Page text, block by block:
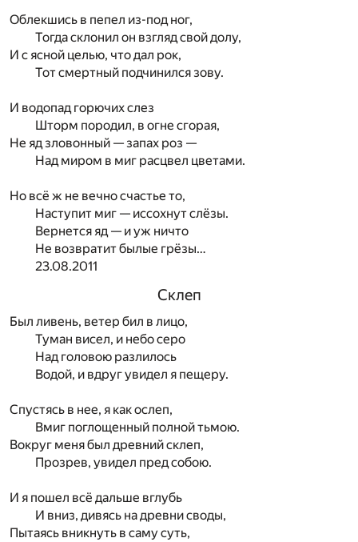
Облекшись в пепел из-под ног,
Тогда склонил он взгляд свой долу,
И с ясной целью, что дал рок,
Тот смертный подчинился зову.
И водопад горючих слез
Шторм породил, в огне сгорая,
Не яд зловонный — запах роз —
Над миром в миг расцвел цветами.
Но всё ж не вечно счастье то,
Наступит миг — иссохнут слёзы.
Вернется яд — и уж ничто
Не возвратит былые грёзы…
23.08.2011
Склеп
Был ливень, ветер бил в лицо,
Туман висел, и небо серо
Над головою разлилось
Водой, и вдруг увидел я пещеру.
Спустясь в нее, я как ослеп,
Вмиг поглощенный полной тьмою.
Вокруг меня был древний склеп,
Прозрев, увидел пред собою.
И я пошел всё дальше вглубь
И вниз, дивясь на древни своды,
Пытаясь вникнуть в саму суть,